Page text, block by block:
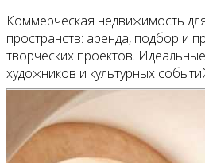
Коммерческая недвижимость
пространств: аренда, подбор и
творческих проектов.
художников и культурных